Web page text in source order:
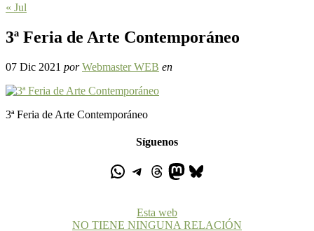
« Jul
3ª Feria de Arte Contemporáneo
07 Dic 2021 por Webmaster WEB en
3ª Feria de Arte Contemporáneo
Síguenos
Esta web
NO TIENE NINGUNA RELACIÓN